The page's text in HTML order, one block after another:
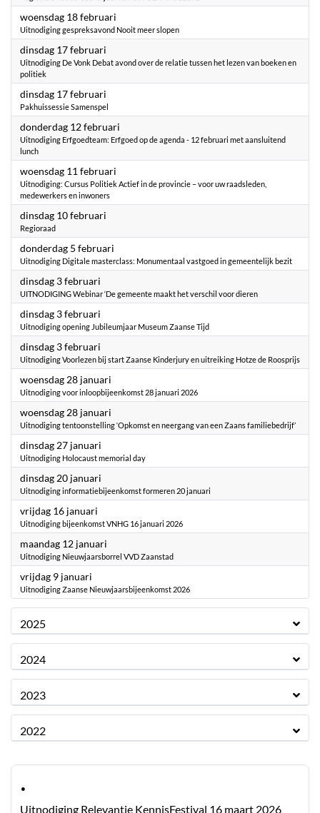
woensdag 18 februari
Uitnodiging gespreksavond Nooit meer slopen
dinsdag 17 februari
Uitnodiging De Vonk Debat avond over de relatie tussen het lezen van boeken en
politiek
dinsdag 17 februari
Pakhuissessie Samenspel
donderdag 12 februari
Uitnodiging Erfgoedteam: Erfgoed op de agenda - 12 februari met aansluitend
lunch
woensdag 11 februari
Uitnodiging: Cursus Politiek Actief in de provincie – voor uw raadsleden,
medewerkers en inwoners
dinsdag 10 februari
Regioraad
donderdag 5 februari
Uitnodiging Digitale masterclass: Monumentaal vastgoed in gemeentelijk bezit
dinsdag 3 februari
UITNODIGING Webinar ‘De gemeente maakt het verschil voor dieren
dinsdag 3 februari
Uitnodiging opening Jubileumjaar Museum Zaanse Tijd
dinsdag 3 februari
Uitnodiging Voorlezen bij start Zaanse Kinderjury en uitreiking Hotze de Roosprijs
woensdag 28 januari
Uitnodiging voor inloopbijeenkomst 28 januari 2026
woensdag 28 januari
Uitnodiging tentoonstelling ‘Opkomst en neergang van een Zaans familiebedrijf’
dinsdag 27 januari
Uitnodiging Holocaust memorial day
dinsdag 20 januari
Uitnodiging informatiebijeenkomst formeren 20 januari
vrijdag 16 januari
Uitnodiging bijeenkomst VNHG 16 januari 2026
maandag 12 januari
Uitnodiging Nieuwjaarsborrel VVD Zaanstad
vrijdag 9 januari
Uitnodiging Zaanse Nieuwjaarsbijeenkomst 2026
2025
2024
2023
2022
·
Uitnodiging Relevantie KennisFestival 16 maart 2026